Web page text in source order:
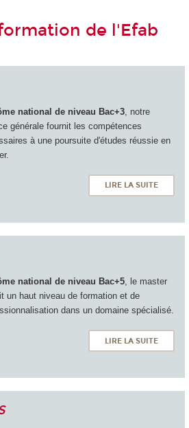
de l'Efab
national de niveau Bac+3, notre
générale fournit les compétences
à une poursuite d'études réussie en
LIRE LA SUITE
national de niveau Bac+5, le master
un haut niveau de formation et de
dans un domaine spécialisé.
LIRE LA SUITE